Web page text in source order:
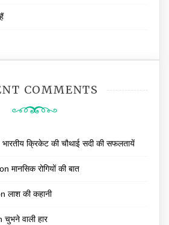
COMMENTS
भारतीय क्रिकेट की चौथाई सदी की सफलतायें
on मानसिक रोगियों की बात
लाश की कहानी
चुभने वाली हार